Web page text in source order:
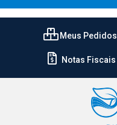
Meus Pedidos
Notas Fiscais